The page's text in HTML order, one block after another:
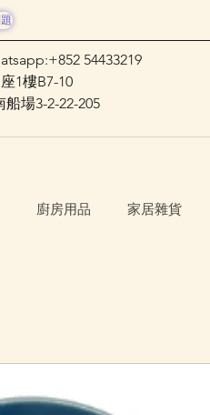
54433219
1樓B7-10
場3-2-22-205
廚房用品 家居雜貨